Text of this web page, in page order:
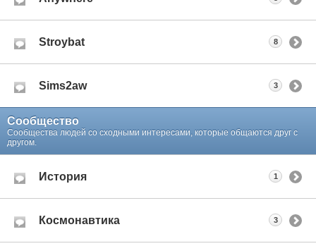
Stroybat 8
Sims2aw 3
Сообщество
Сообщества людей со сходными интересами, которые общаются друг с
другом.
История 1
Космонавтика 3